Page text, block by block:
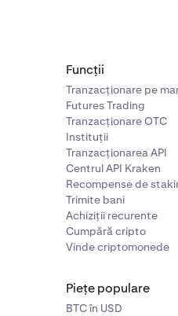
Funcții
Tranzacționare pe
Futures Trading
Tranzacționare OTC
Instituții
Tranzacționarea API
Centrul API Kraken
Recompense de
Trimite bani
Achiziții recurente
Cumpără cripto
Vinde criptomonede
Piețe populare
BTC în USD